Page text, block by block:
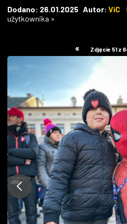
W KINACH
W RZESZOWIE
Dodano: 26.01.2025 Autor: ViC
użytkownika »
« Zdjęcie 51 z